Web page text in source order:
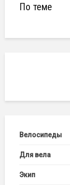
По теме
Велосипеды
Для вела
Экип